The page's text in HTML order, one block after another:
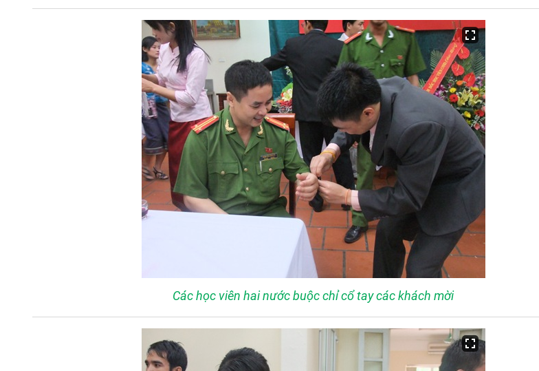
Các học viên hai nước buộc chỉ cổ tay các khách mời